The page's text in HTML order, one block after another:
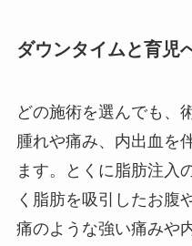
ダウンタイムと育児
どの施術を選んでも、
腫れや痛み、内出血を
ます。とくに脂肪注入
く脂肪を吸引したお腹
痛のような強い痛みや